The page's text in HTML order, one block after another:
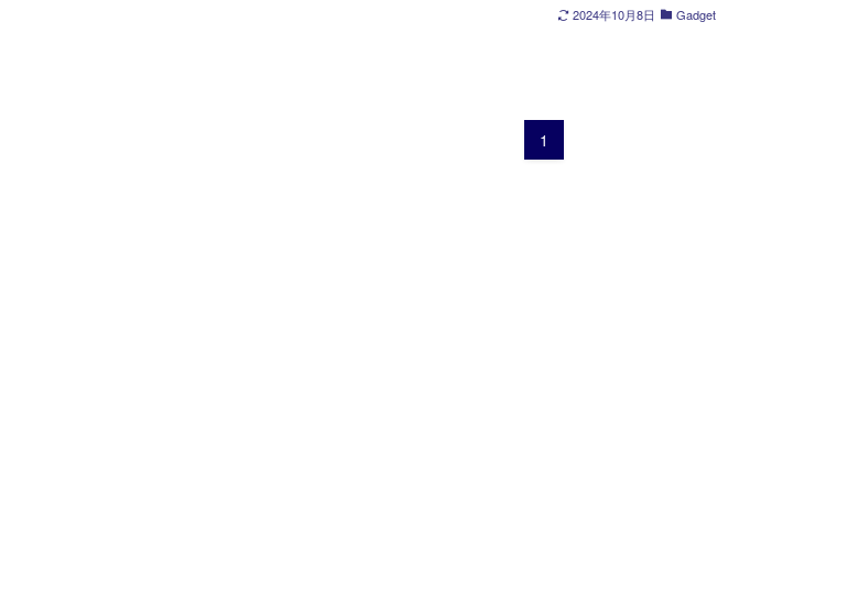
2024年10月8日 Gadget
1